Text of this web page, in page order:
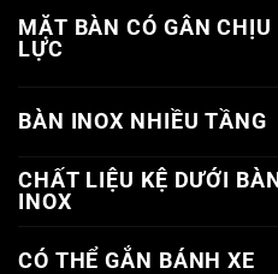
MẶT BÀN CÓ GÂN CHỊU
LỰC
BÀN INOX NHIỀU TẦNG
CHẤT LIỆU KỆ DƯỚI BÀN
INOX
CÓ THỂ GẮN BÁNH XE